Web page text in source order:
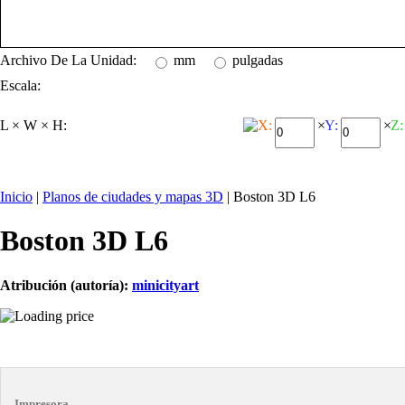
Archivo De La Unidad: mm
pulgadas
Escala:
L × W × H: X: ×Y: ×Z:
Inicio | Planos de ciudades y mapas 3D | Boston 3D L6
Boston 3D L6
Atribución (autoría): minicityart